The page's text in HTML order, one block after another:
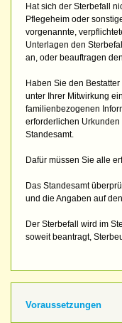
Hat sich der Sterbefall
Pflegeheim oder
vorgenannte,
Unterlagen den
an, oder beauftragen
Haben Sie den
unter Ihrer Mitwirkung
familienbezogenen
erforderlichen
Standesamt.
Dafür müssen Sie alle
Das Standesamt
und die Angaben auf
Der Sterbefall wird im
soweit beantragt,
Voraussetzungen